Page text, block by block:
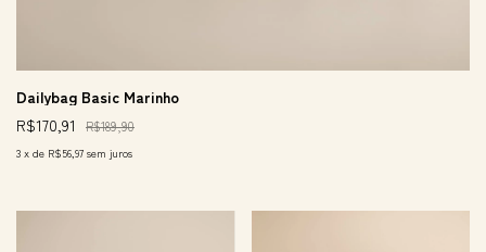
Dailybag Basic Marinho
R$170,91
R$189,90
3 x de R$56,97 sem juros